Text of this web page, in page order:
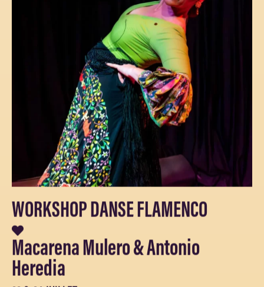
WORKSHOP DANSE FLAMENCO
Macarena Mulero & Antonio
Heredia